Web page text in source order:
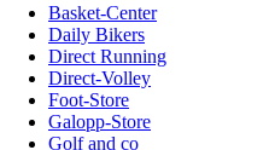
Basket-Center
Daily Bikers
Direct Running
Direct-Volley
Foot-Store
Galopp-Store
Golf and co